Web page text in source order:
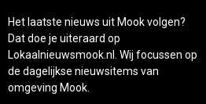
Het laatste nieuws uit Mook volgen?
Dat doe je uiteraard op
Lokaalnieuwsmook.nl. Wij focussen op
de dagelijkse nieuwsitems van
omgeving Mook.